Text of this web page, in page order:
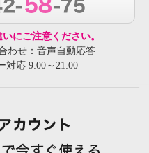
にご注意ください。
わせ：音声自動応答
対応 9:00～21:00